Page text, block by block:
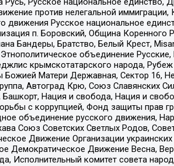
против нелегальной иммиграции,
Русское национальное
п. Боровский, Община Коренного
Бандеры, Братство, Белый Крест,
объединение
крымскотатарского народа,
Матери Державная, Сектор 16,
Автоград Крю, Союз Славянских
Башкорт, Нация и свобода, Нация и
с коррупцией, Фонд защиты прав
объединение русского движения,
Союз Советских Светлых Родов,
Движение Организации
Демократическое Движение Весна,
Исполнительный комитет совета